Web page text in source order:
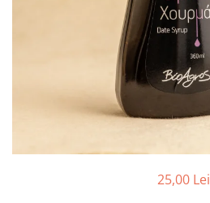
CIOCOLATĂ ȘI CACAO
25,00 Lei